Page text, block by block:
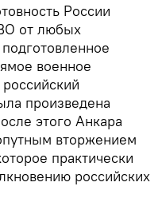
России
от любых
военное
произведена
этого Анкара
вторжением
практически
российских